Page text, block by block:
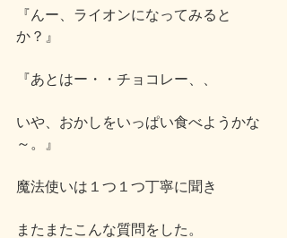
『んー、ライオンになってみると
か？』
『あとはー・・チョコレー、、
いや、おかしをいっぱい食べようかな
～。』
魔法使いは１つ１つ丁寧に聞き
またまたこんな質問をした。